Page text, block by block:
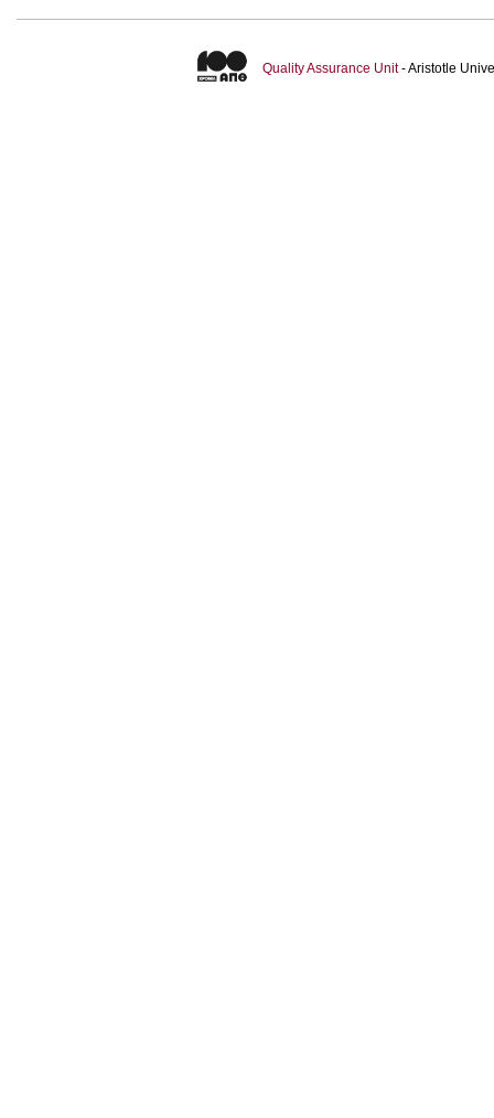
Quality Assurance Unit- Aristotle